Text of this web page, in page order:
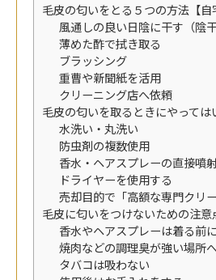
毛皮の匂いをとる５つの方法【自
風通しの良い日陰に干す（陰干
薄めた酢で拭き取る
ブラッシング
重曹や新聞紙を活用
クリーニング店へ依頼
毛皮の匂いを取るときにやっては
水洗い・丸洗い
防虫剤の複数使用
香水・ヘアスプレーの直接噴
ドライヤーを使用する
売却目的で「高額な専門クリ
毛皮に匂いをつけないための注意
香水やヘアスプレーは着る前
焼肉などの調理臭が強い場所
タバコは吸わない